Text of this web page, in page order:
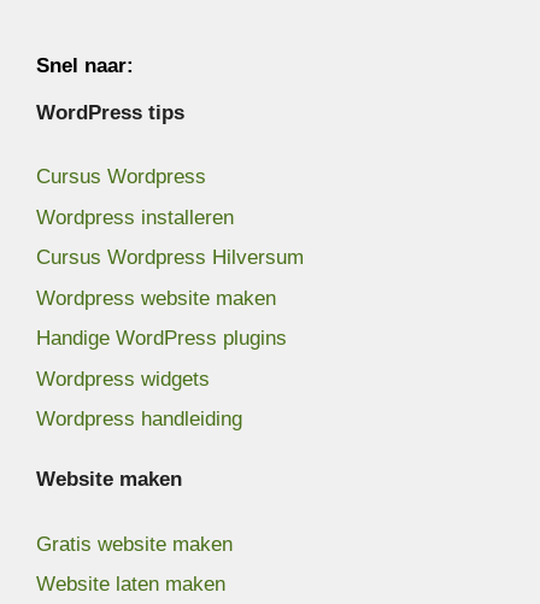
Snel naar:
WordPress tips
Cursus Wordpress
Wordpress installeren
Cursus Wordpress Hilversum
Wordpress website maken
Handige WordPress plugins
Wordpress widgets
Wordpress handleiding
Website maken
Gratis website maken
Website laten maken